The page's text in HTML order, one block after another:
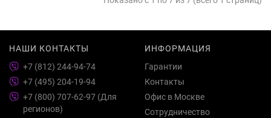
НАШИ КОНТАКТЫ
+7 (812) 244-94-74
+7 (495) 204-19-94
+7 (800) 707-62-97 (Для
регионов)
ИНФОРМАЦИЯ
Гарантии
Контакты
Офис в Москве
Сотрудничество